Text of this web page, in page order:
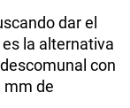
dar el
es la alternativa
con
mm de